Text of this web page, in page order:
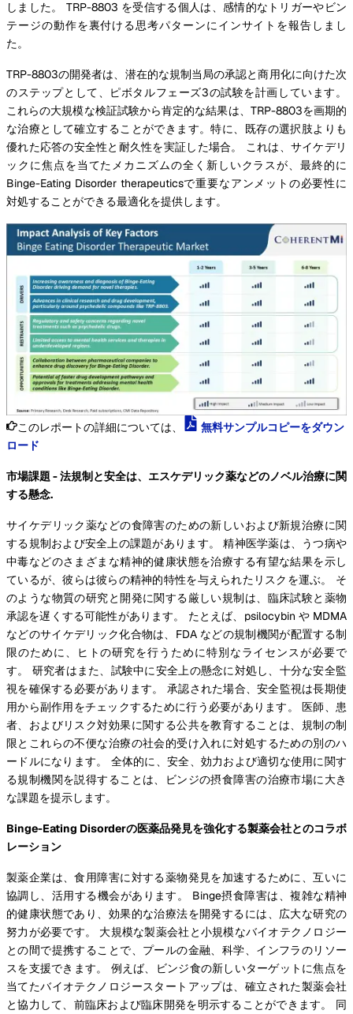
しました。 TRP-8803 を受信する個人は、感情的なトリガーやビン
テージの動作を裏付ける思考パターンにインサイトを報告しまし
た。
TRP-8803の開発者は、潜在的な規制当局の承認と商用化に向けた次
のステップとして、ピボタルフェーズ3の試験を計画しています。
これらの大規模な検証試験から肯定的な結果は、TRP-8803を画期的
な治療として確立することができます。特に、既存の選択肢よりも
優れた応答の安全性と耐久性を実証した場合。 これは、サイケデリ
ックに焦点を当てたメカニズムの全く新しいクラスが、最終的に
Binge-Eating Disorder therapeuticsで重要なアンメットの必要性に
対処することができる最適化を提供します。
このレポートの詳細については、
無料サンプルコピーをダウン
ロード
市場課題 - 法規制と安全は、エスケデリック薬などのノベル治療に関
する懸念.
サイケデリック薬などの食障害のための新しいおよび新規治療に関
する規制および安全上の課題があります。 精神医学薬は、うつ病や
中毒などのさまざまな精神的健康状態を治療する有望な結果を示し
ているが、彼らは彼らの精神的特性を与えられたリスクを運ぶ。 そ
のような物質の研究と開発に関する厳しい規制は、臨床試験と薬物
承認を遅くする可能性があります。 たとえば、psilocybin や MDMA
などのサイケデリック化合物は、FDA などの規制機関が配置する制
限のために、ヒトの研究を行うために特別なライセンスが必要で
す。 研究者はまた、試験中に安全上の懸念に対処し、十分な安全監
視を確保する必要があります。 承認された場合、安全監視は長期使
用から副作用をチェックするために行う必要があります。 医師、患
者、およびリスク対効果に関する公共を教育することは、規制の制
限とこれらの不便な治療の社会的受け入れに対処するための別のハ
ードルになります。 全体的に、安全、効力および適切な使用に関す
る規制機関を説得することは、ビンジの摂食障害の治療市場に大き
な課題を提示します。
Binge-Eating Disorderの医薬品発見を強化する製薬会社とのコラボ
レーション
製薬企業は、食用障害に対する薬物発見を加速するために、互いに
協調し、活用する機会があります。 Binge摂食障害は、複雑な精神
的健康状態であり、効果的な治療法を開発するには、広大な研究の
努力が必要です。 大規模な製薬会社と小規模なバイオテクノロジー
との間で提携することで、プールの金融、科学、インフラのリソー
スを支援できます。 例えば、ビンジ食の新しいターゲットに焦点を
当てたバイオテクノロジースタートアップは、確立された製薬会社
と協力して、前臨床および臨床開発を明示することができます。 同